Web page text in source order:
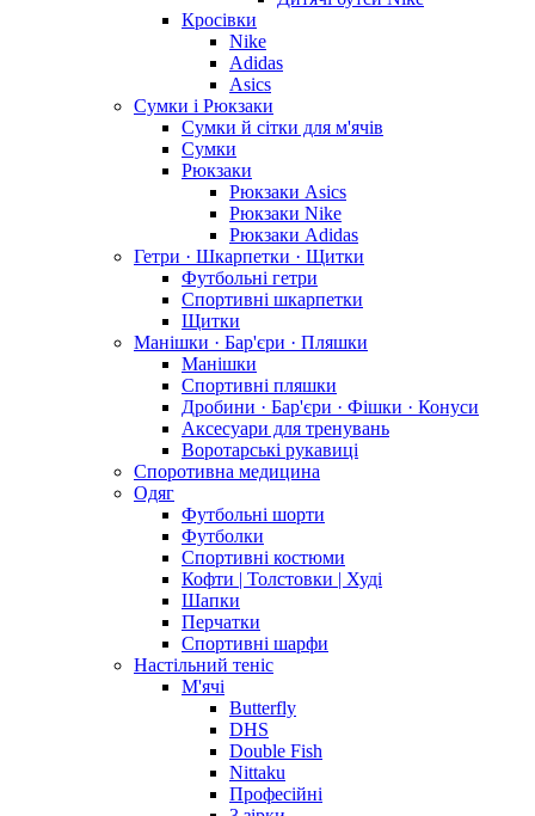
Кросівки
Nike
Adidas
Asics
Сумки і Рюкзаки
Сумки й сітки для м'ячів
Сумки
Рюкзаки
Рюкзаки Asics
Рюкзаки Nike
Рюкзаки Adidas
Гетри · Шкарпетки · Щитки
Футбольні гетри
Спортивні шкарпетки
Щитки
Манішки · Бар'єри · Пляшки
Манішки
Спортивні пляшки
Дробини · Бар'єри · Фішки · Конуси
Аксесуари для тренувань
Воротарські рукавиці
Споротивна медицина
Одяг
Футбольні шорти
Футболки
Спортивні костюми
Кофти | Толстовки | Худі
Шапки
Перчатки
Спортивні шарфи
Настільний теніс
М'ячі
Butterfly
DHS
Double Fish
Nittaku
Професійні